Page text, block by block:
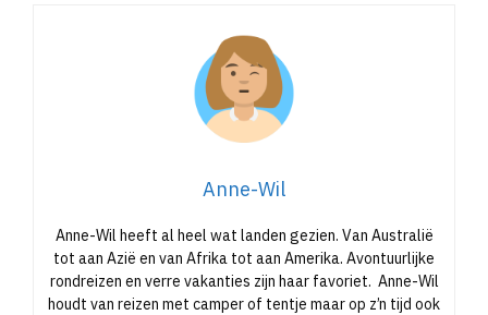
Anne-Wil
Anne-Wil heeft al heel wat landen gezien. Van Australië
tot aan Azië en van Afrika tot aan Amerika. Avontuurlijke
rondreizen en verre vakanties zijn haar favoriet. Anne-Wil
houdt van reizen met camper of tentje maar op z’n tijd ook